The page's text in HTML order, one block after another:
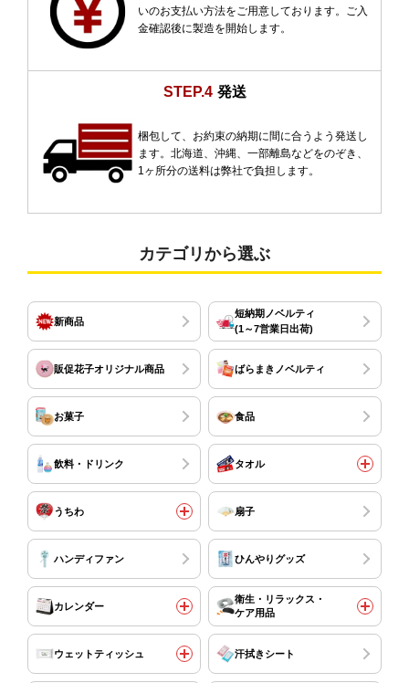
いのお支払い方法をご用意しております。ご入
金確認後に製造を開始します。
STEP.4 発送
梱包して、お約束の納期に間に合うよう発送し
ます。北海道、沖縄、一部離島などをのぞき、
1ヶ所分の送料は弊社で負担します。
カテゴリから選ぶ
新商品
短納期ノベルティ
(1～7営業日出荷)
販促花子オリジナル商品 ばらまきノベルティ
お菓子 食品
飲料・ドリンク タオル
うちわ 扇子
ハンディファン ひんやりグッズ
カレンダー
衛生・リラックス・
ケア用品
ウェットティッシュ 汗拭きシート